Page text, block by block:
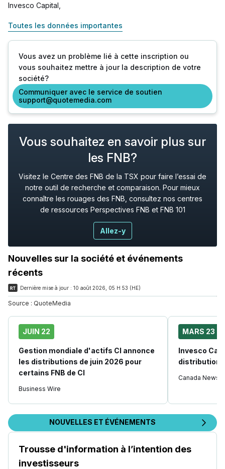
Invesco Capital,
Toutes les données importantes
Vous avez un problème lié à cette inscription ou
vous souhaitez mettre à jour la description de votre
société?
Communiquer avec le service de soutien
support@quotemedia.com
Vous souhaitez en savoir plus sur
les FNB?
Visitez le Centre des FNB de la TSX pour faire l’essai de
notre outil de recherche et comparaison. Pour mieux
connaître les rouages des FNB, consultez nos centres
de ressources Perspectives FNB et FNB 101
Allez-y
Nouvelles sur la société et événements
récents
Dernière mise à jour : 10 août 2026, 05 H 53 (HE)
Source : QuoteMedia
JUIN 22
Gestion mondiale d'actifs CI annonce
les distributions de juin 2026 pour
certains FNB de CI
Business Wire
MARS 23
Invesco
distributions
Canada
NOUVELLES ET ÉVÉNEMENTS
Trousse d'information à l’intention des
investisseurs